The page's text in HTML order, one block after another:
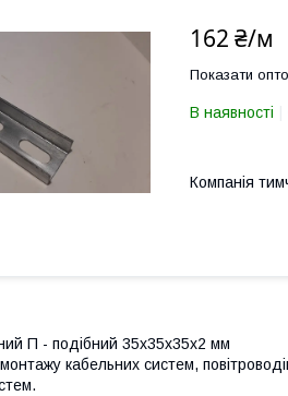
162 ₴/м
Показати
В наявності
Компанія
П - подібний 35х35х35х2 мм
кабельних систем,